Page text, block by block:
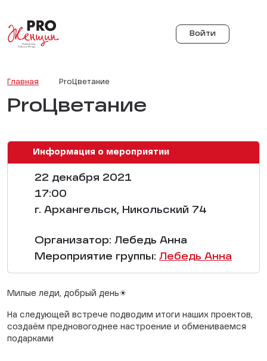
Войти
Главная ProЦветание
ProЦветание
Информация о мероприятии
22 декабря 2021
17:00
г. Архангельск, Никольский 74
Организатор: Лебедь Анна
Мероприятие группы: Лебедь Анна
Милые леди, добрый день☀
На следующей встрече подводим итоги наших проектов,
создаём предновогоднее настроение и обмениваемся
подарками